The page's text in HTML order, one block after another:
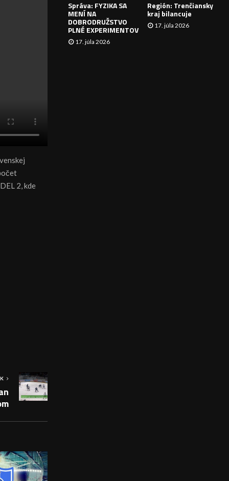
2, kde
I
Správa: FYZIKA SA
MENÍ NA
DOBRODRUŽSTVO
PLNÉ EXPERIMENTOV
17. júla 2026
Región: Trenčiansky
kraj bilancuje
17. júla 2026